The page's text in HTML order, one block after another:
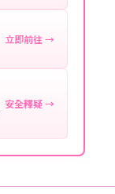
立即前往 →
安全釋疑 →